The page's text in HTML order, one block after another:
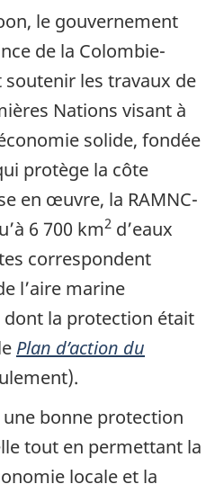
le gouvernement
de la Colombie-
les travaux de
Nations visant à
solide, fondée
protège la côte
en œuvre, la RAMNC-
6 700 km2 d’eaux
correspondent
l’aire marine
dont la protection était
Plan d’action du
une bonne protection
tout en permettant la
locale et la